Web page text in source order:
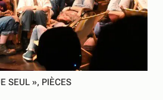
SEUL », PIÈCES